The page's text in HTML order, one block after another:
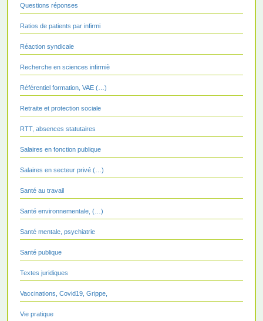
Questions réponses
Ratios de patients par infirmi
Réaction syndicale
Recherche en sciences infirmiè
Référentiel formation, VAE (…)
Retraite et protection sociale
RTT, absences statutaires
Salaires en fonction publique
Salaires en secteur privé (…)
Santé au travail
Santé environnementale, (…)
Santé mentale, psychiatrie
Santé publique
Textes juridiques
Vaccinations, Covid19, Grippe,
Vie pratique